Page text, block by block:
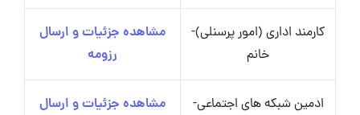
کارمند اداری (امور پرسنلی)-
خانم
مشاهده جزئیات و ارسال
رزومه
ادمین شبکه های اجتماعی-
مشاهده جزئیات و ارسال